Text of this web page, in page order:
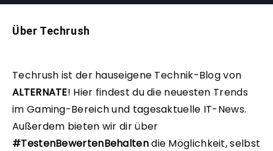
Über Techrush
Techrush ist der hauseigene Technik-Blog von
ALTERNATE! Hier findest du die neuesten Trends
im Gaming-Bereich und tagesaktuelle IT-News.
Außerdem bieten wir dir über
#TestenBewertenBehaltendie Möglichkeit, selbst